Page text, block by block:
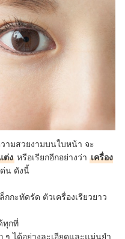
ามสวยงามบนใบหน้า จะ
ต่ง หรือเรียกอีกอย่างว่า เครื่อง
น ดังนี้
กะทัดรัด ตัวเครื่องเรียวยาว
ทุกที่
ได้อย่างละเอียดและแม่นยำ